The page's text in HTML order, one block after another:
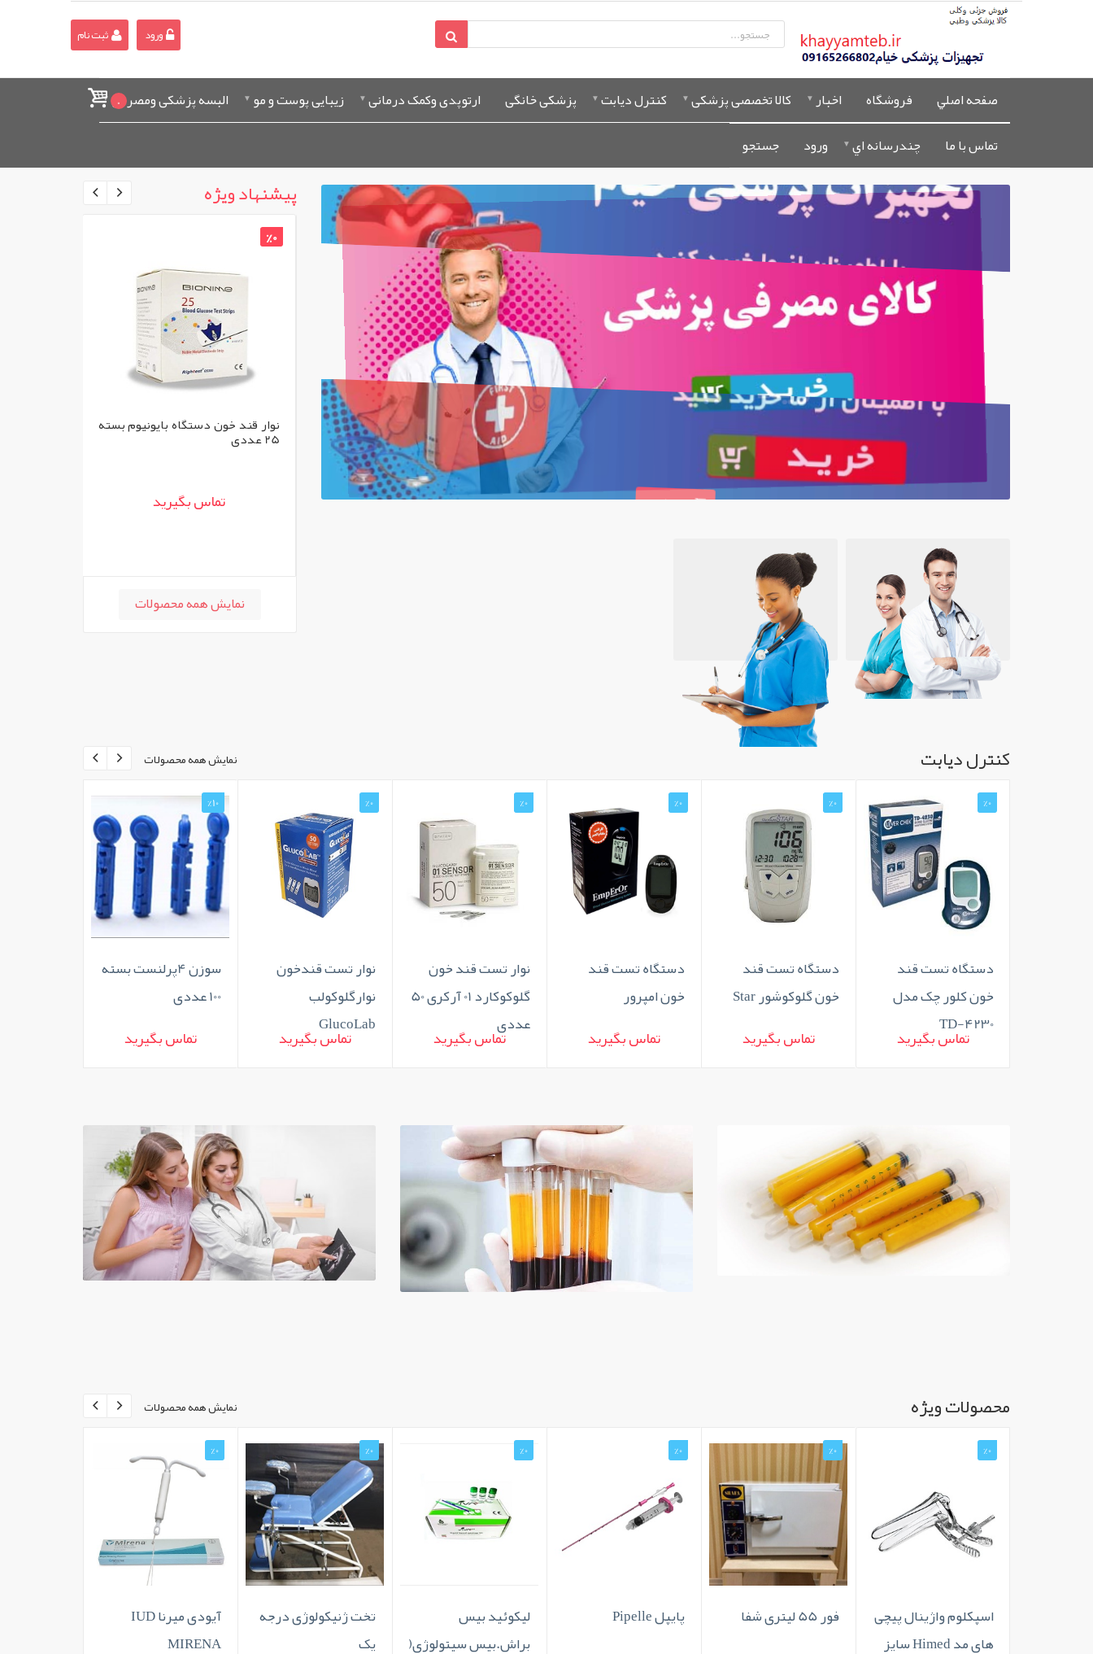
ورود ثبت نام
صفحه اصلي فروشگاه اخبار کالا تخصصی پزشکی کنترل دیابت پزشکی خانگی ارتوپدی وکمک درمانی زیبایی پوست و مو
البسه پزشکی ومصرفی
تماس با ما
چندرسانه اي ورود جستجو
0
پیشنهاد ویژه
اکتیو
تماس بگیرید 9,500 تومان
%0
نوار قند خون دستگاه بایونیوم بسته
25 عددی
تماس بگیرید
%0
گان بیمار
تماس بگیرید
نمایش همه محصولات
نمایش همه محصولات کنترل دیابت
%0
دستگاه تست قند
خون کلور چک مدل
TD-4230
تماس بگیرید
%0
دستگاه تست قند
خون گلوکوشور Star
تماس بگیرید
%0
دستگاه تست قند
خون امپرور
تماس بگیرید
%0
نوار تست قند خون
گلوکوکارد 01 آرکری 50
عددیتماس بگیرید
%0
نوار تست قندخون
نوارگلوکولب
GlucoLab
تماس بگیرید
%10
سوزن 4پرلنست بسته
100 عددی
تماس بگیرید
نمایش همه محصولات محصولات ویژه
%0
اسپکلوم واژینال پیچی
های مد Himed سایز
%0
فور 55 لیتری شفا
%0
پایپل Pipelle
%0
لیکوئید بیس
براش.بیس سیتولوژی(
%0
تخت ژنیکولوژی درجه
یک
%0
آیودی میرنا IUD
MIRENA